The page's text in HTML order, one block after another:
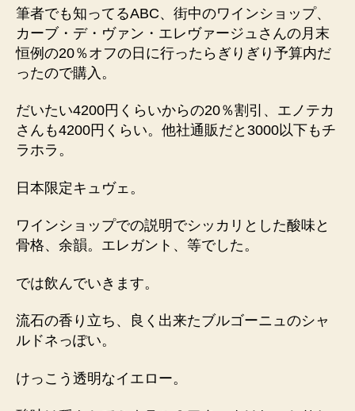
筆者でも知ってるABC、街中のワインショップ、
カーブ・デ・ヴァン・エレヴァージュさんの月末
恒例の20％オフの日に行ったらぎりぎり予算内だ
ったので購入。
だいたい4200円くらいからの20％割引、エノテカ
さんも4200円くらい。他社通販だと3000以下もチ
ラホラ。
日本限定キュヴェ。
ワインショップでの説明でシッカリとした酸味と
骨格、余韻。エレガント、等でした。
では飲んでいきます。
流石の香り立ち、良く出来たブルゴーニュのシャ
ルドネっぽい。
けっこう透明なイエロー。